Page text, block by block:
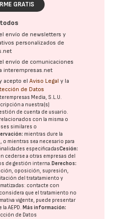
GRATIS
envío de newsletters y
personalizados de
envío de comunicaciones
interempresas.net
acepto elAviso Legal y la
de Datos
Media, S.L.U.
a nuestra(s)
de cuenta de usuario.
con la misma o
similares o
mientras dure la
o mientras sea necesario para
finalidades especificadasCesión:
cederse a otras empresas del
de gestión interna. Derechos:
oposición, supresión,
del tratatamiento y
contacte con
que el tratamiento no
vigente, puede presentar
laAEPD. Más información:
de Datos